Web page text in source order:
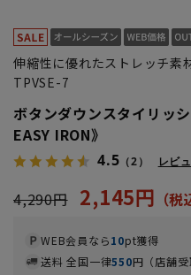
伸縮性に優れたストレッチ素
TPVSE-7
ボタンダウンスタイリッ
EASY IRON》
4.5 （2） レビ
4,290円 2,145円
WEB会員なら10pt獲得
送料 全国一律550円（店舗受